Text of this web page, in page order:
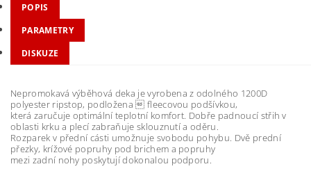
POPIS
PARAMETRY
DISKUZE
Nepromokavá výběhová deka je vyrobena z odolného 1200D
polyester ripstop, podložena  fleecovou podšívkou,
která zaručuje optimální teplotní komfort. Dobře padnoucí střih v
oblasti krku a plecí zabraňuje sklouznutí a oděru.
Rozparek v přední cásti umožnuje svobodu pohybu. Dvě prední
přezky, krížové popruhy pod brichem a popruhy
mezi zadní nohy poskytují dokonalou podporu.